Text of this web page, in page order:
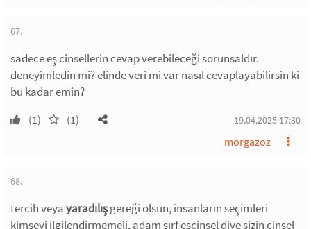
67.
sadece eş cinsellerin cevap verebileceği sorunsaldır.
deneyimledin mi? elinde veri mi var nasıl cevaplayabilirsin ki
bu kadar emin?
(1) (1) 19.04.2025 17:30
morgazoz
68.
tercih veyayaradılışgereği olsun, insanların seçimleri
kimseyi ilgilendirmemeli, adam sırf eşcinsel diye sizin cinsel